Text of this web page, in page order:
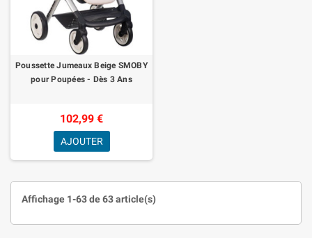
Poussette Jumeaux Beige SMOBY
pour Poupées - Dès 3 Ans
102,99 €
AJOUTER
Affichage 1-63 de 63 article(s)